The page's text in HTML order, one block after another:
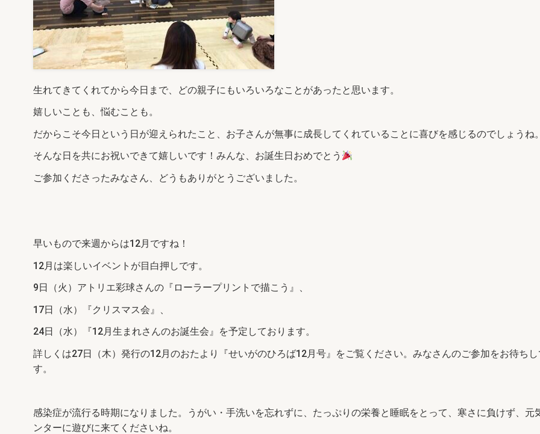
生れてきてくれてから今日まで、どの親子にもいろいろなことがあったと思います。
嬉しいことも、悩むことも。
だからこそ今日という日が迎えられたこと、お子さんが無事に成長してくれていることに喜びを感じるのでしょうね。
そんな日を共にお祝いできて嬉しいです！みんな、お誕生日おめでとう
ご参加くださったみなさん、どうもありがとうございました。
早いもので来週からは12月ですね！
12月は楽しいイベントが目白押しです。
9日（火）アトリエ彩球さんの『ローラープリントで描こう』、
17日（水）『クリスマス会』、
24日（水）『12月生まれさんのお誕生会』を予定しております。
詳しくは27日（木）発行の12月のおたより『せいがのひろば12月号』をご覧ください。みなさんのご参加をお待ちし
す。
感染症が流行る時期になりました。うがい・手洗いを忘れずに、たっぷりの栄養と睡眠をとって、寒さに負けず、元
ンターに遊びに来てくださいね。